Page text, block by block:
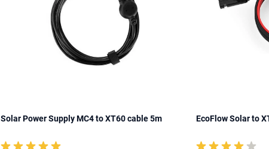
Solar Power Supply MC4 to XT60 cable 5m EcoFlow Solar to